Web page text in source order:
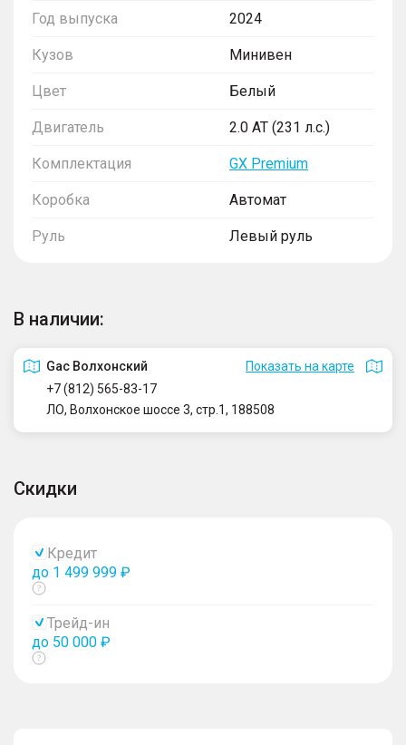
Год выпуска 2024
Кузов Минивен
Цвет Белый
Двигатель 2.0 AT (231 л.с.)
Комплектация GX Premium
Коробка Автомат
Руль Левый руль
В наличии:
Gac Волхонский
Показать на карте
+7 (812) 565-83-17
ЛО, Волхонское шоссе 3, стр.1, 188508
Скидки
Кредит
до 1 499 999 ₽
Показать
Трейд-ин
до 50 000 ₽
Показать